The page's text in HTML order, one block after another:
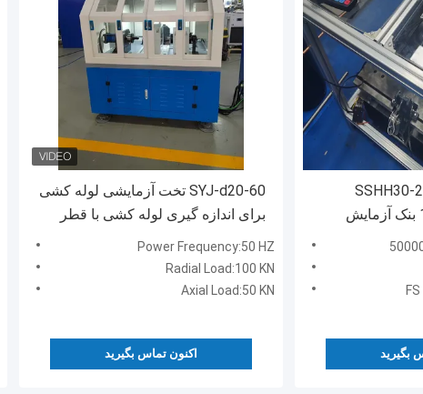
SYJ-d20-60 تخت آزمایشی لوله کشی
برای اندازه گیری لوله کشی با قطر
داخلی 20-60mm
Power Frequency:50 HZ
Radial Load:100 KN
Axial Load:50 KN
اکنون تماس بگیرید
SSHH30-
11.5N.M 50000rpm بنک آزمایش
توربوژت
بگیرید